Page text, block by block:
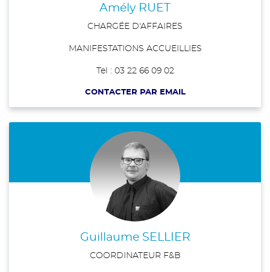
Amély RUET
CHARGÉE D'AFFAIRES
MANIFESTATIONS ACCUEILLIES
Tel : 03 22 66 09 02
CONTACTER PAR EMAIL
Guillaume SELLIER
COORDINATEUR F&B